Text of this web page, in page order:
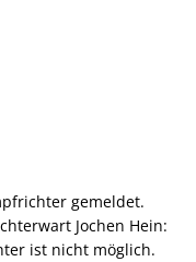
gemeldet.
Jochen Hein:
ist nicht möglich.